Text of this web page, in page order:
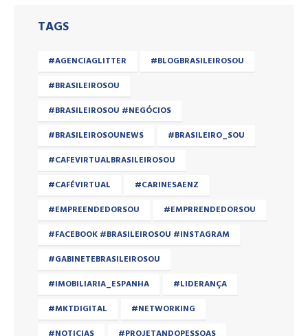
TAGS
#AGENCIAGLITTER
#BLOGBRASILEIROSOU
#BRASILEIROSOU
#BRASILEIROSOU #NEGÓCIOS
#BRASILEIROSOUNEWS
#BRASILEIRO_SOU
#CAFEVIRTUALBRASILEIROSOU
#CAFÉVIRTUAL
#CARINESAENZ
#EMPREENDEDORSOU
#EMPRRENDEDORSOU
#FACEBOOK #BRASILEIROSOU #INSTAGRAM
#GABINETEBRASILEIROSOU
#IMOBILIARIA_ESPANHA
#LIDERANÇA
#MKTDIGITAL
#NETWORKING